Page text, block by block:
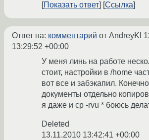
Показать ответ
Ссылка
Ответ на: комментарий от AndreyKl
13:29:52 +00:00
У меня линь на работе
стоит, настройки в /home
вот все и забэкапил.
документы отдельно
я даже и cp -rvu * боюсь
Deleted
13.11.2010 13:42:41 +00:00